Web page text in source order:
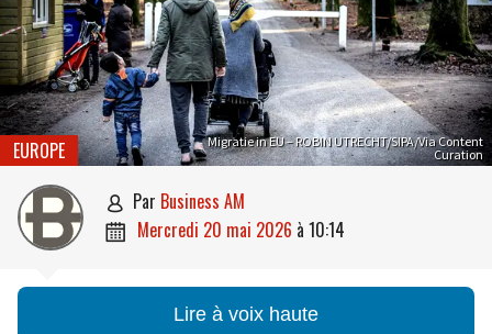
Migratie in EU – ROBIN UTRECHT/SIPA/Via Content
Curation
EUROPE
 par Business AM
 mercredi 20 mai 2026 à 10:14
Lire à voix haute